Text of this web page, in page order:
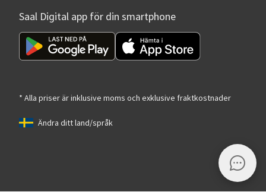
Saal Digital app för din smartphone
* Alla priser är inklusive moms och exklusive fraktkostnader
Ändra ditt land/språk